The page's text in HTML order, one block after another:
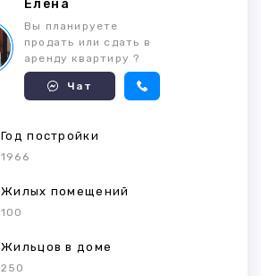
Елена
Вы планируете
продать или сдать в
аренду квартиру ?
Чат
Год постройки
1966
Жилых помещений
100
Жильцов в доме
250